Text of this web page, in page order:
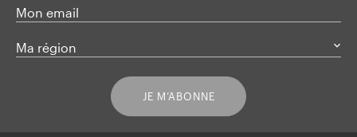
Mon email
Ma région
JE M’ABONNE